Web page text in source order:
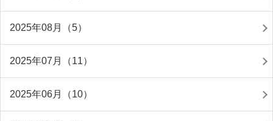
2025年08月（5）
2025年07月（11）
2025年06月（10）